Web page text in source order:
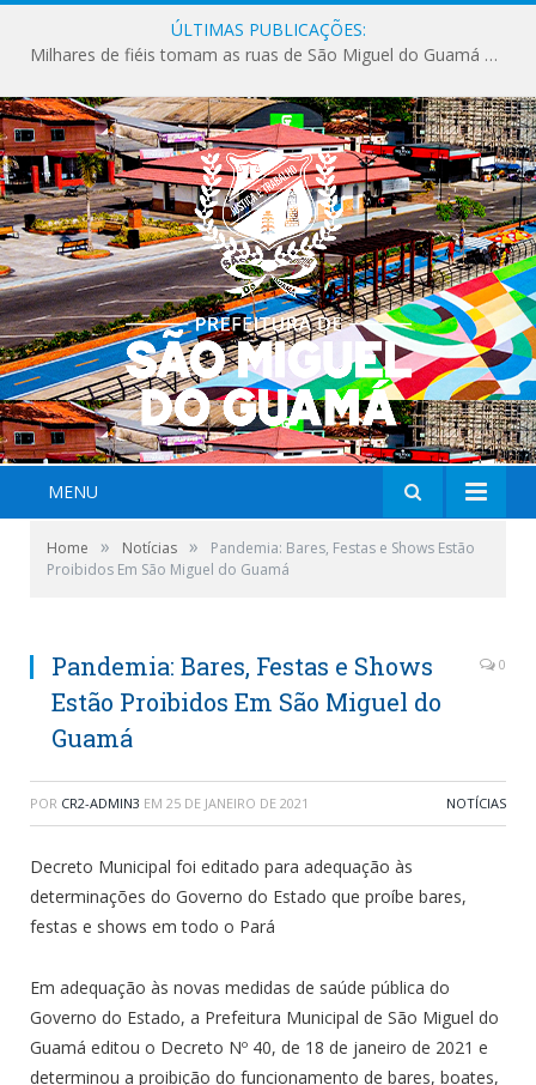
ÚLTIMAS PUBLICAÇÕES:
Milhares de fiéis tomam as ruas de São Miguel do Guamá em uma grande celebração de fé na Marcha para Jesus 2026.
MENU
Home » Notícias »
Pandemia: Bares, Festas e Shows Estão
Proibidos Em São Miguel do Guamá
Pandemia: Bares, Festas e Shows
Estão Proibidos Em São Miguel do
Guamá
0
POR CR2-ADMIN3 EM 25 DE JANEIRO DE 2021 NOTÍCIAS
Decreto Municipal foi editado para adequação às
determinações do Governo do Estado que proíbe bares,
festas e shows em todo o Pará
Em adequação às novas medidas de saúde pública do
Governo do Estado, a Prefeitura Municipal de São Miguel do
Guamá editou o Decreto Nº 40, de 18 de janeiro de 2021 e
determinou a proibição do funcionamento de bares, boates,